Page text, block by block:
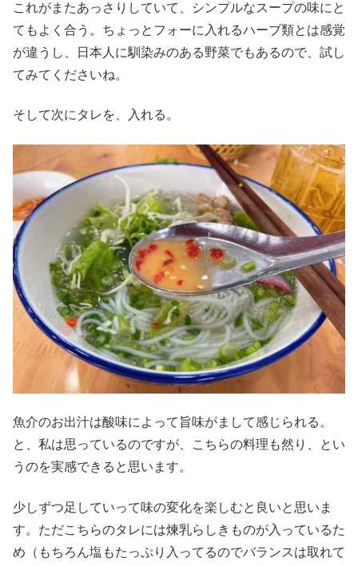
これがまたあっさりしていて、シンプルなスープの味にと
てもよく合う。ちょっとフォーに入れるハーブ類とは感覚
が違うし、日本人に馴染みのある野菜でもあるので、試し
てみてくださいね。
そして次にタレを、入れる。
魚介のお出汁は酸味によって旨味がまして感じられる。
と、私は思っているのですが、こちらの料理も然り、とい
うのを実感できると思います。
少しずつ足していって味の変化を楽しむと良いと思いま
す。ただこちらのタレには煉乳らしきものが入っているた
め（もちろん塩もたっぷり入ってるのでバランスは取れて